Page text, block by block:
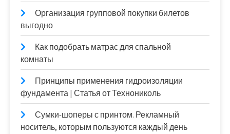
Организация групповой покупки билетов
выгодно
Как подобрать матрас для спальной
комнаты
Принципы применения гидроизоляции
фундамента | Статья от Технониколь
Сумки-шоперы с принтом. Рекламный
носитель, которым пользуются каждый день